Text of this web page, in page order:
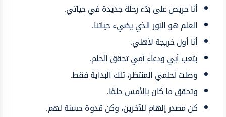
أنا حريص على بَدْء رحلة جديدة في حياتي.
العلم هو النور الذي يضيء حياتنا.
أنا أول خريجة لأهلي.
بتعب أبي ودعاء أمي تحقق الحلم.
وصلت لحلمي المنتظر، تلك البداية فقط.
وتحقق ما كان بالأمس حلمًا.
كن مصدر إلهام للآخرين، وكن قدوة حسنة لهم.